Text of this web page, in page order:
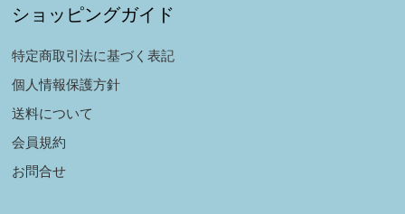
ショッピングガイド
特定商取引法に基づく表記
個人情報保護方針
送料について
会員規約
お問合せ